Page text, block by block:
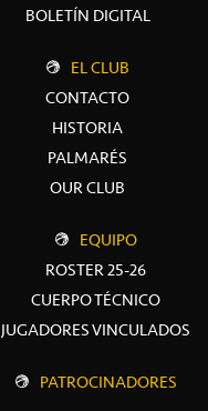
BOLETÍN DIGITAL
EL CLUB
CONTACTO
HISTORIA
PALMARÉS
OUR CLUB
EQUIPO
ROSTER 25-26
CUERPO TÉCNICO
JUGADORES VINCULADOS
PATROCINADORES